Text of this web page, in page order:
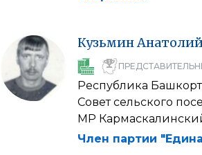
Кузьмин
Республика
Совет сельского
МР
Член партии